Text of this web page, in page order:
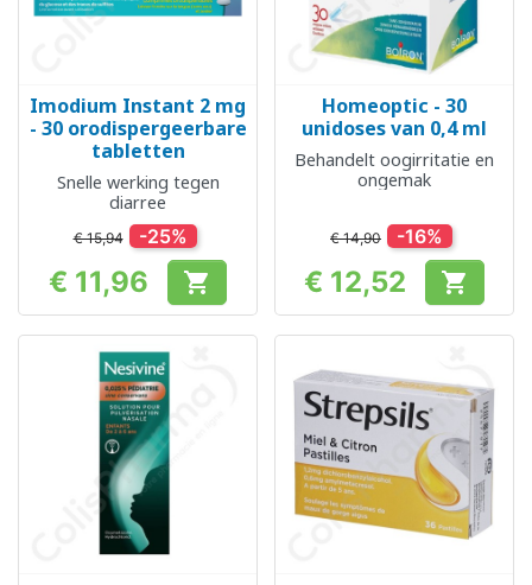
Imodium Instant 2 mg
- 30 orodispergeerbare
tabletten
Snelle werking tegen
diarree
€ 15,94 -25%
Prijs
€ 11,96 
Homeoptic - 30
unidoses van 0,4 ml
Behandelt oogirritatie en
ongemak
€ 14,90 -16%
Prijs
€ 12,52 